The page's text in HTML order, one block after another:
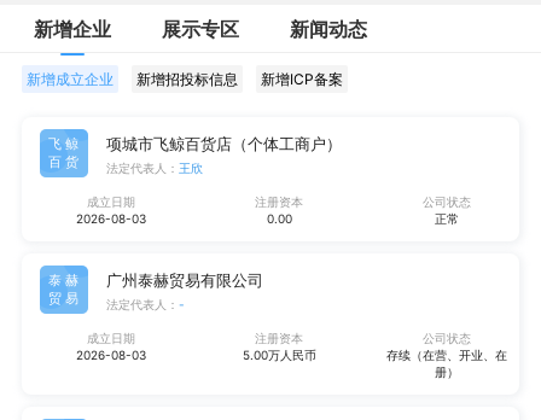
新增企业 展示专区 新闻动态
新增成立企业 新增招投标信息 新增ICP备案
飞鲸
百货
项城市飞鲸百货店（个体工商户）
法定代表人： 王欣
成立日期
2026-08-03
注册资本
0.00
公司状态
正常
泰赫
贸易
广州泰赫贸易有限公司
法定代表人： -
成立日期
2026-08-03
注册资本
5.00万人民币
公司状态
存续（在营、开业、在
册）